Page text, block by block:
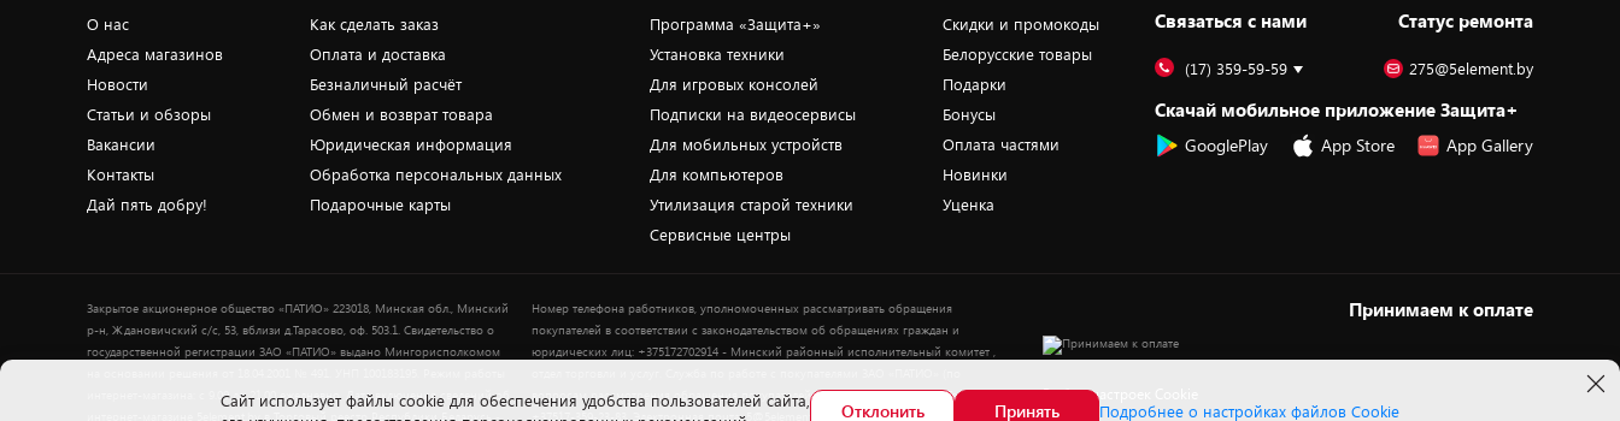
О нас
Адреса магазинов
Новости
Статьи и обзоры
Вакансии
Контакты
Дай пять добру!
Как сделать заказ
Оплата и доставка
Безналичный расчёт
Обмен и возврат товара
Юридическая информация
Обработка персональных данных
Подарочные карты
Программа «Защита+»
Установка техники
Для игровых консолей
Подписки на видеосервисы
Для мобильных устройств
Для компьютеров
Утилизация старой техники
Сервисные центры
Скидки и промокоды
Белорусские товары
Подарки
Бонусы
Оплата частями
Новинки
Уценка
Cвязаться с нами
Статус ремонта
(17) 359-59-59 275@5element.by
Скачай мобильное приложение Защита+
GooglePlay App Store App Gallery
Закрытое акционерное общество «ПАТИО» 223018, Минская обл., Минский
р-н, Ждановичский с/с, 53, вблизи д.Тарасово, оф. 503.1. Свидетельство о
государственной регистрации ЗАО «ПАТИО» выдано Мингорисполкомом
интернет-магазина: с 9.00 до 21.00 ежедневно. Дата включения сведений об
интернет-магазине 5element.by в Торговый реестр Республики Беларусь -
Номер телефона работников, уполномоченных рассматривать обращения
покупателей в соответствии с законодательством об обращениях граждан и
юридических лиц: +375172702914 - Минский районный исполнительный комитет ,
вопросам рассмотрения обращения покупателей о нарушении их прав): Тел.:
+37517-359-23-83. Электронная почта: 5@5element.by
Принимаем к оплате
Выбор настроек Cookie
Cайт использует файлы cookie для обеспечения удобства пользователей сайта,
Отклонить Принять Подробнее о настройках файлов Cookie